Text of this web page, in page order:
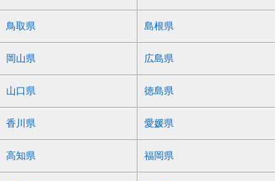
鳥取県 島根県
岡山県 広島県
山口県 徳島県
香川県 愛媛県
高知県 福岡県